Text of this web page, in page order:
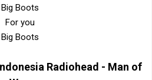
Big Boots
For you
Big Boots
Radiohead - Man of